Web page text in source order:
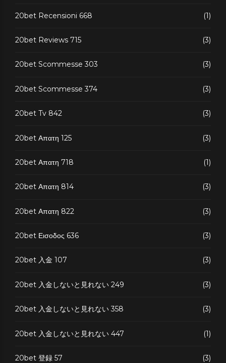
20bet Recensioni 668 (1)
20bet Reviews 715 (3)
20bet Scommesse 303 (3)
20bet Scommesse 374 (3)
20bet Tv 842 (3)
20bet Απατη 125 (3)
20bet Απατη 718 (1)
20bet Απατη 814 (3)
20bet Απατη 822 (3)
20bet Εισοδος 636 (3)
20bet 入金 107 (3)
20bet 入金しないと見れない 249 (3)
20bet 入金しないと見れない 358 (3)
20bet 入金しないと見れない 447 (1)
20bet 登録 57 (3)